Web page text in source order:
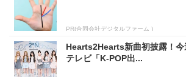
PR(合同会社デジタルファーム )
Hearts2Hearts新曲初披露！
テレビ「K-POP出...